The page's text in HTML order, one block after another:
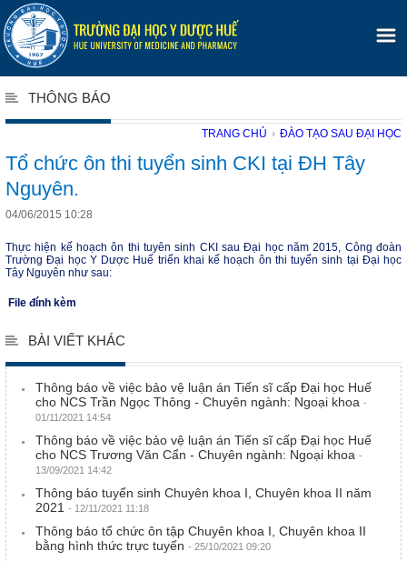
THÔNG BÁO
TRANG CHỦ › ĐÀO TẠO SAU ĐẠI HỌC
Tổ chức ôn thi tuyển sinh CKI tại ĐH Tây
Nguyên.
04/06/2015 10:28
Thực hiện kế hoạch ôn thi tuyên sinh CKI sau Đại học năm 2015, Công đoàn
Trường Đại học Y Dược Huế triển khai kế hoạch ôn thi tuyển sinh tại Đại học
Tây Nguyên như sau:
File đính kèm
BÀI VIẾT KHÁC
Thông báo về việc bảo vệ luận án Tiến sĩ cấp Đại học Huế
cho NCS Trần Ngọc Thông - Chuyên ngành: Ngoại khoa -
01/11/2021 14:54
Thông báo về việc bảo vệ luận án Tiến sĩ cấp Đại học Huế
cho NCS Trương Văn Cẩn - Chuyên ngành: Ngoại khoa -
13/09/2021 14:42
Thông báo tuyển sinh Chuyên khoa I, Chuyên khoa II năm
2021 - 12/11/2021 11:18
Thông báo tổ chức ôn tập Chuyên khoa I, Chuyên khoa II
bằng hình thức trực tuyến - 25/10/2021 09:20